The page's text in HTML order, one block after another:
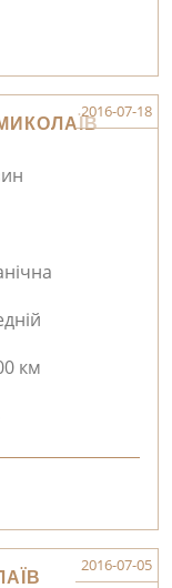
2016-07-18
км
2016-07-05